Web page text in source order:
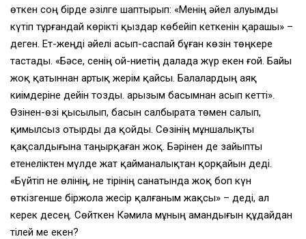
өткен соң бiрде әзiлге шаптырып: «Менiң әйел алуымды
күтiп тұрғандай көрiктi қыздар көбейiп кеткенiн қарашы» –
деген. Ет-жеңдi әйелi асып-саспай бұған көзiн төңкере
тастады. «Бәсе, сенiң ой-ниетiң далада жүр екен ғой. Байы
жоқ қатыннан артық жерiм қайсы. Балалардың аяқ
киiмдерiне дейiн тозды. Қарызым басымнан асып кеттi».
Өзiнен-өзi қысылып, басын салбырата төмен салып,
қимылсыз отырды да қойды. Сөзiнiң мұншалықты
қақсалдығына таңырқаған жоқ. Бәрiнен де зайыпты
етенелiктен мүлде жат қайманалықтан қорқайын дедi.
«Бүйтiп не өлiнiң, не тiрiнiң санатында жоқ боп күн
өткiзгенше бiржола жесiр қалғаным жақсы» – дедi, ал
керек десең. Сөйткен Кәмила мұның амандығын құдайдан
тiлей ме екен?